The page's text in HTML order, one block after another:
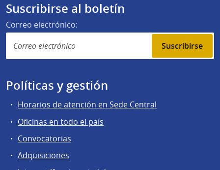
Suscribirse al boletín
Correo electrónico:
Suscribirse
Políticas y gestión
Horarios de atención en Sede Central
Oficinas en todo el país
Convocatorias
Adquisiciones